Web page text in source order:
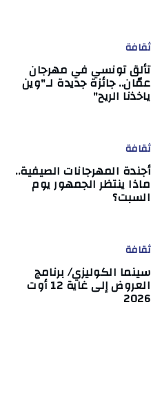
ثقافة
تألق تونسي في مهرجان
عمّان.. جائزة جديدة لـ"وين
ياخذنا الريح"
ثقافة
أجندة المهرجانات الصيفية..
ماذا ينتظر الجمهور يوم
السبت؟
ثقافة
سينما الكوليزي/ برنامج
العروض إلى غاية 12 أوت
2026